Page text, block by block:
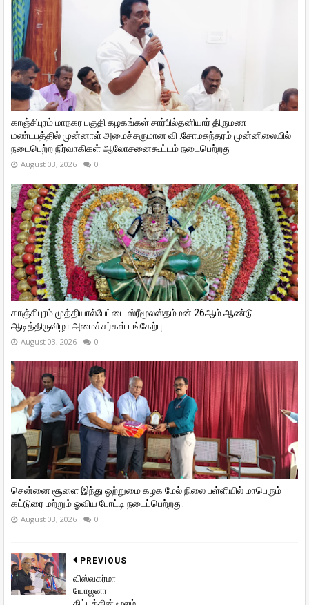
காஞ்சிபுரம் மாநகர பகுதி கழகங்கள் சார்பில்தனியார் திருமண
மண்டபத்தில் முன்னாள் அமைச்சருமான வி ‌.சோமசுந்தரம் முன்னிலையில்
நடைபெற்ற நிர்வாகிகள் ஆலோசனைகூட்டம் நடைபெற்றது
August 03, 2026 0
காஞ்சிபுரம் முத்தியால்பேட்டை ஸ்ரீமூலஸ்தம்மன் 26ஆம் ஆண்டு
ஆடித்திருவிழா அமைச்சர்கள் பங்கேற்பு
August 03, 2026 0
சென்னை சூளை இந்து ஒற்றுமை கழக மேல் நிலை பள்ளியில் மாபெரும்
கட்டுரை மற்றும் ஓவிய போட்டி நடைப்பெற்றது.
August 03, 2026 0
PREVIOUS
விஸ்வகர்மா
யோஜனா